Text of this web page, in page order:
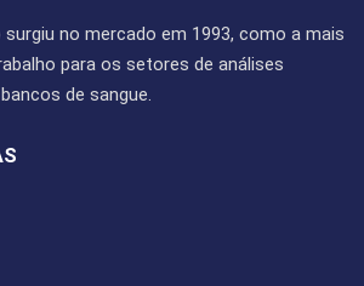
surgiu no mercado em 1993, como a mais
para os setores de análises
de sangue.